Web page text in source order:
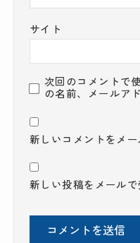
サイト
次回のコメントで
の名前、メールア
新しいコメントをメ
新しい投稿をメールで